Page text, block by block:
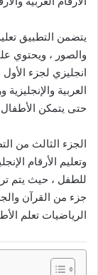
يتضمن التطبيق
والصور ، ويحتوي
انجليزي لجزء
العربية
حتى يتمكن
الجزء الثالث من
وتعليم الأرقام
للطفل ، حيث يتم
جزء من القرآن
الرياضيات تعلم